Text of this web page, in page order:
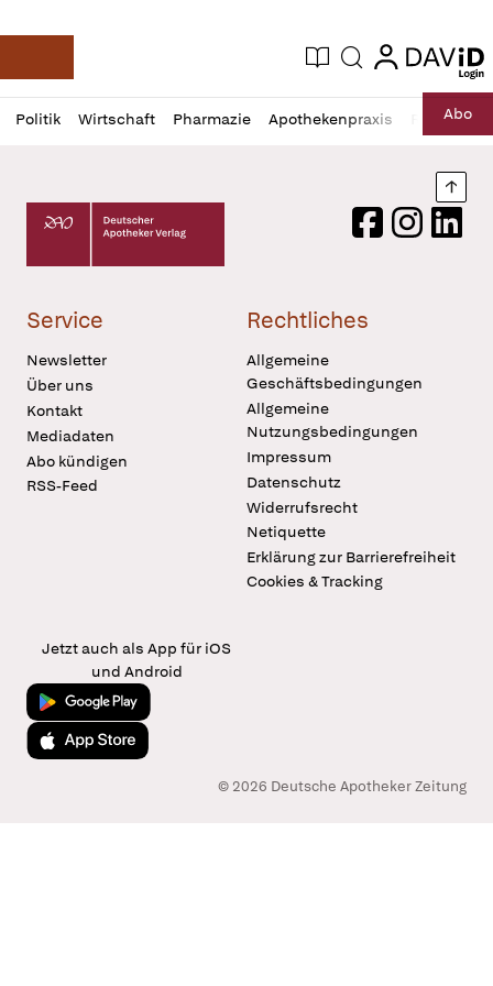
Deutsche Apotheker Zeitung
Aktuelle Ausgabe
Suche login
login
Politik Wirtschaft Pharmazie Apothekenpraxis RechtAbo
Profil
öffnen
Daz
Pur
Deutscher Apotheker Verlag Logo
FacebookInstagram
Service
Newsletter
Über uns
Kontakt
Mediadaten
Abo kündigen
RSS-Feed
Rechtliches
Allgemeine
Geschäftsbedingungen
Allgemeine
Nutzungsbedingungen
Impressum
Datenschutz
Widerrufsrecht
Netiquette
Erklärung zur Barrierefreiheit
Cookies & Tracking
Jetzt auch als App für iOS
und Android
Jetzt bei Google Play
Laden im App Store
© 2026 Deutsche Apotheker Zeitung